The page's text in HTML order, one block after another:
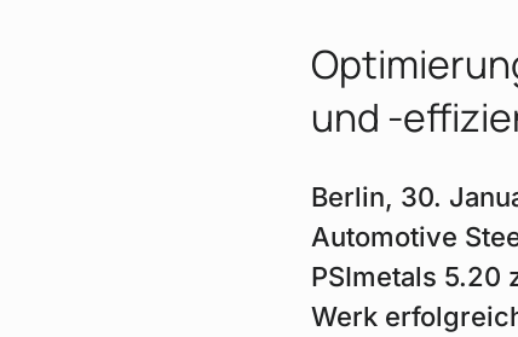
und -
Berlin, 30.
Automotive
PSImetals 5.20
Werk